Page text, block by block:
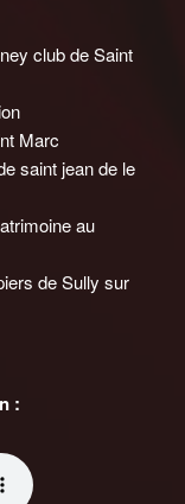
club de Saint
Marc
saint jean de le
au
de Sully sur
: